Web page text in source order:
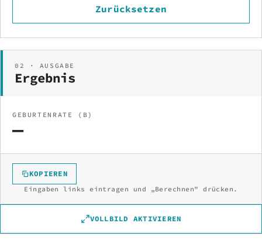
Zurücksetzen
02 · AUSGABE
Ergebnis
GEBURTENRATE (B)
—
KOPIEREN
Eingaben links eintragen und „Berechnen" drücken.
VOLLBILD AKTIVIEREN